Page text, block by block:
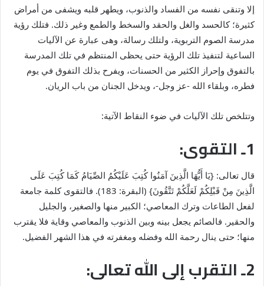
إلا وتنقى نفسه من الفساد والذنوب، ويطهر قلبه ويشفى من أمراض
كثيرة؛ كالحسد والغل والحقد والسخط والطمع وغير ذلك. فتلك رؤية
مدرسة الصوم التربوية، ولتلك رسالة، وهى عبارة عن الآليات
الساعية لتنفيذ تلك الرؤية حتى يحظى المنتظم في تلك المدرسة
بالتفوق وإحراز الكثير من الحسنات، ويفرح بذلك التفوق في يوم
فطره، وبلقاء الله -عز وجل-، ويدخل الجنان من باب الريان.
وتتلخص تلك الآليات في ضوء النقاط الآتية:
1ـ التقوى:
قال تعالى: {يَا أَيُّهَا الَّذِينَ آمَنُوا كُتِبَ عَلَيْكُمُ الصِّيَامُ كَمَا كُتِبَ عَلَى
الَّذِينَ مِنْ قَبْلِكُمْ لَعَلَّكُمْ تَتَّقُونَ} (البقرة: 183). فالتقوى كلمة جامعة
لفعل الطاعات وترك المعاصي؛ الكبير منها والصغير، والجليل
والحقير. فالصائم يجعل بينه وبين الذنوب والمعاصي وقاية فلا يقترب
منها؛ حتى ينال رحمة الله وفضله ومغفرته في هذا الشهر الفضيل.
2ـ التقرب إلى الله تعالى: